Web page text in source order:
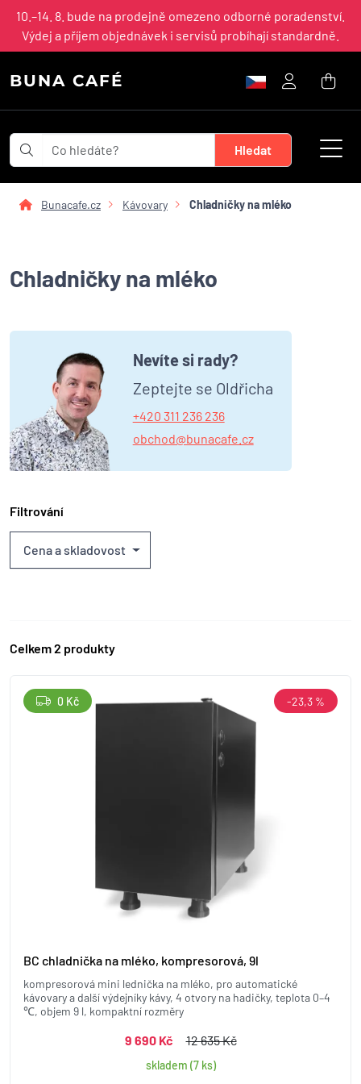
10.–14. 8. bude na prodejně omezeno odborné poradenství.
Výdej a příjem objednávek i servisů probíhají standardně.
BUNA CAFÉ
Bunacafe.cz Kávovary Chladničky na mléko
Chladničky na mléko
Nevíte si rady?
Zeptejte se Oldřicha
+420 311 236 236
obchod@bunacafe.cz
Filtrování
Cena a skladovost
Celkem 2 produkty
BC chladnička na mléko, kompresorová, 9l
kompresorová mini lednička na mléko, pro automatické
kávovary a další výdejníky kávy, 4 otvory na hadičky, teplota 0–4
℃, objem 9 l, kompaktní rozměry
9 690 Kč 12 635 Kč
skladem (7 ks)
0 Kč -23,3 %